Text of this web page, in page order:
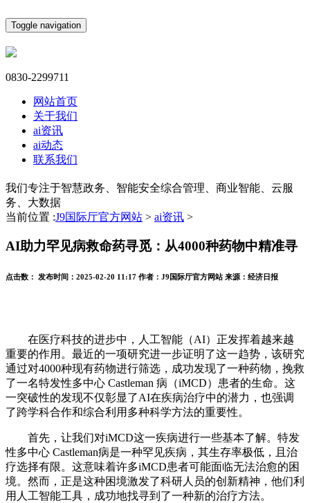
Toggle navigation
0830-2299711
网站首页
关于我们
ai资讯
ai动态
联系我们
我们专注于智慧政务、智能安全综合管理、商业智能、云服
务、大数据
当前位置 :J9国际厅官方网站 > ai资讯 >
AI助力罕见病救命药寻觅：从4000种药物中精准寻
点击数： 发布时间： 2025-02-20 11:17 作者： J9国际厅官方网站 来源： 经济日报
在医疗科技的进步中，人工智能（AI）正发挥着越来越
重要的作用。最近的一项研究进一步证明了这一趋势，该研究
通过对4000种现有药物进行筛选，成功发现了一种药物，挽救
了一名特发性多中心 Castleman 病（iMCD）患者的生命。这
一突破性的发现不仅彰显了AI在疾病治疗中的潜力，也强调
了跨学科合作和综合利用多种科学方法的重要性。
首先，让我们对iMCD这一疾病进行一些基本了解。特发
性多中心 Castleman病是一种罕见疾病，其生存率极低，且治
疗选择有限。这意味着许多iMCD患者可能面临无法治愈的困
境。然而，正是这种困境激发了科研人员的创新精神，他们利
用人工智能工具，成功地找寻到了一种新的治疗方法。